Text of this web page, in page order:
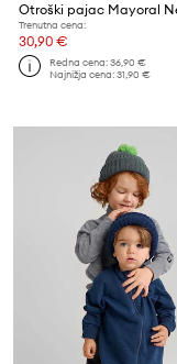
Trenutna cena:
30,90 €
Redna cena:36,90 €
Najnižja cena:31,90 €